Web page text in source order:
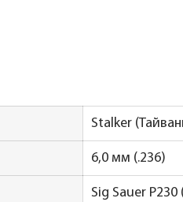
Stalker
6,0 мм (.236)
Sig Sauer